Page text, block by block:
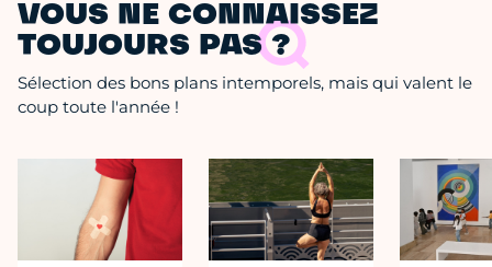
VOUS NE CONNAISSEZ
TOUJOURS PAS ?
Sélection des bons plans intemporels, mais qui valent le
coup toute l'année !